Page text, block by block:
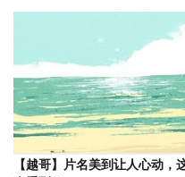
【越哥】片名美到让人心动